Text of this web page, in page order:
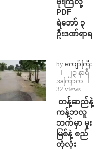
PDF
ရဲဘော် ၃
ဦးဒဏ်ရာရ
by ကျော်ကြီး
၂၃ နာရီ
အကြာက
32 views
⁩ ⁨တန့်ဆည်နဲ့
ကန့်ဘလူ
ဘက်မှာ မူး
မြစ်နဲ့ စည်
တုံလုံး